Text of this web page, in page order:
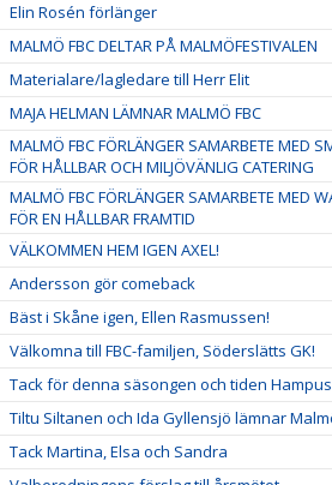
Elin Rosén förlänger
MALMÖ FBC DELTAR PÅ MALMÖFESTIVALEN
Materialare/lagledare till Herr Elit
MAJA HELMAN LÄMNAR MALMÖ FBC
MALMÖ FBC FÖRLÄNGER SAMARBETE MED
FÖR HÅLLBAR OCH MILJÖVÄNLIG CATERING
MALMÖ FBC FÖRLÄNGER SAMARBETE MED
FÖR EN HÅLLBAR FRAMTID
VÄLKOMMEN HEM IGEN AXEL!
Andersson gör comeback
Bäst i Skåne igen, Ellen Rasmussen!
Välkomna till FBC-familjen, Söderslätts GK!
Tack för denna säsongen och tiden Hampus
Tiltu Siltanen och Ida Gyllensjö lämnar
Tack Martina, Elsa och Sandra